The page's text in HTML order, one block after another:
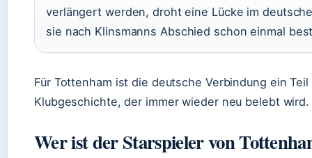
verlängert werden, droht eine Lücke im
sie nach Klinsmanns Abschied schon einmal
Für Tottenham ist die deutsche Verbindung ein Teil
Klubgeschichte, der immer wieder neu belebt wird.
Wer ist der Starspieler von